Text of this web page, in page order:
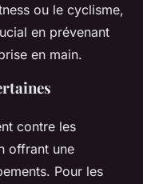
ou le cyclisme,
en prévenant
en main.
contre les
offrant une
Pour les